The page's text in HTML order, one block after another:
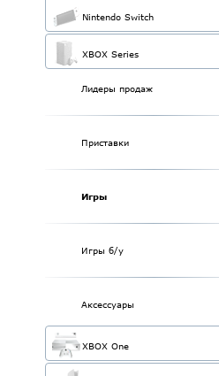
Nintendo Switch
XBOX Series
Лидеры продаж
Приставки
Игры
Игры б/у
Аксессуары
XBOX One